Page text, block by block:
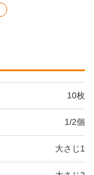
10枚
1/2個
大さじ1